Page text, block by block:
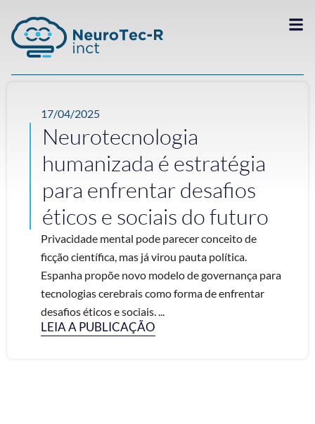
17/04/2025
Neurotecnologia
humanizada é estratégia
para enfrentar desafios
éticos e sociais do futuro
Privacidade mental pode parecer conceito de
ficção científica, mas já virou pauta política.
Espanha propõe novo modelo de governança para
tecnologias cerebrais como forma de enfrentar
desafios éticos e sociais. ...
LEIA A PUBLICAÇÃO